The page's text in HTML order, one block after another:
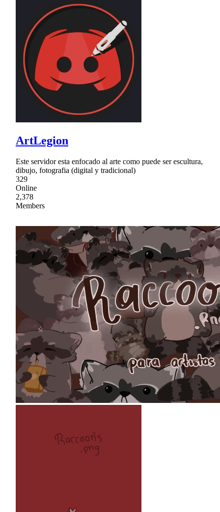
ArtLegion
Este servidor esta enfocado al arte como puede ser escultura,
dibujo, fotografia (digital y tradicional)
329
Online
2,378
Members